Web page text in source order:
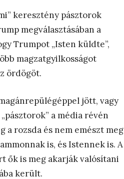
keresztény pásztorok
megválasztásában a
Trumpot „Isten küldte”,
magzatgyilkosságot
ördögöt.
jött, vagy
a média révén
a rozsda és nem emészt meg
is, és Istennek is. A
ők is meg akarják valósítani
került.